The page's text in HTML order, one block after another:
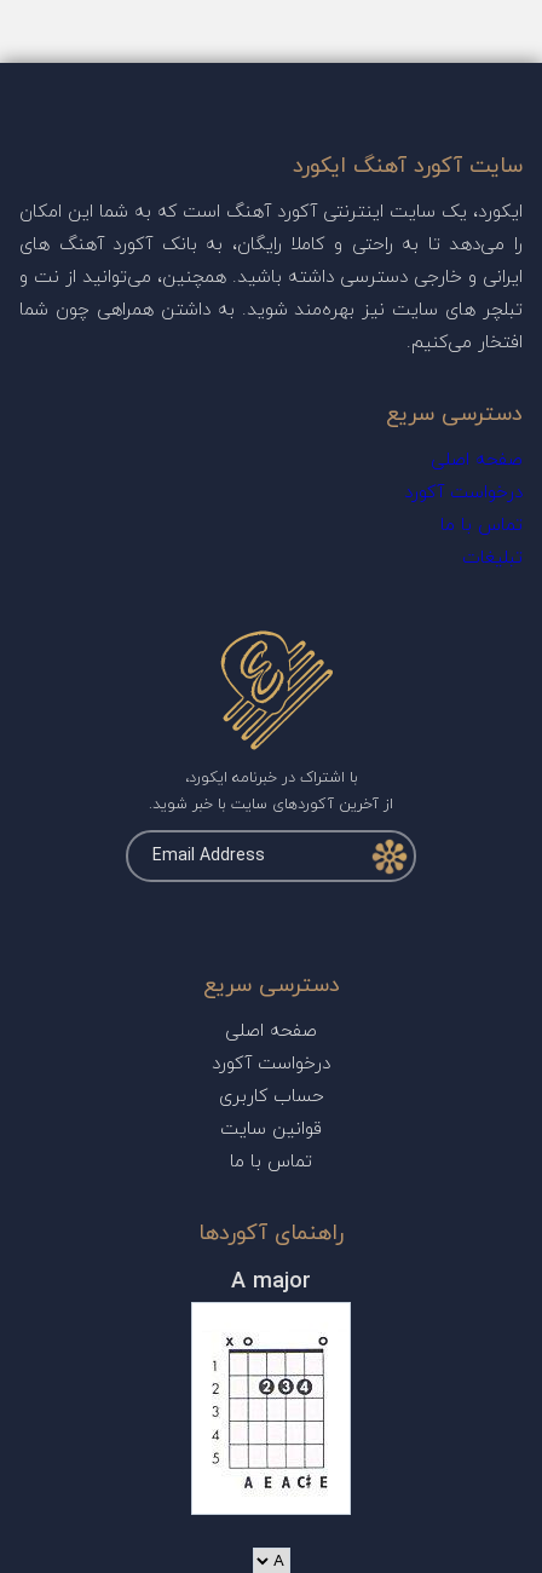
سایت آکورد آهنگ ایکورد
ایکورد، یک سایت اینترنتی آکورد آهنگ است که به شما این امکان
را می‌دهد تا به راحتی و کاملا رایگان، به بانک آکورد آهنگ های
ایرانی و خارجی دسترسی داشته باشید. همچنین، می‌توانید از نت و
تبلچر های سایت نیز بهره‌مند شوید. به داشتن همراهی چون شما
افتخار می‌کنیم.
دسترسی سریع
صفحه اصلی
درخواست آکورد
تماس با ما
تبلیغات
با اشتراک در خبرنامه ایکورد،
از آخرین آکوردهای سایت با خبر شوید.
دسترسی سریع
صفحه اصلی
درخواست آکورد
حساب کاربری
قوانین سایت
تماس با ما
راهنمای آکوردها
A major